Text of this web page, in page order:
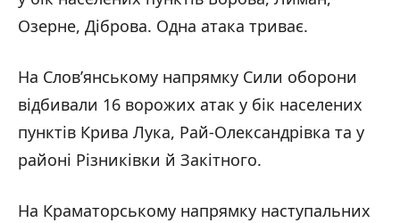
Озерне, Діброва. Одна атака триває.
На Слов’янському напрямку Сили оборони
відбивали 16 ворожих атак у бік населених
пунктів Крива Лука, Рай-Олександрівка та у
районі Різниківки й Закітного.
На Краматорському напрямку наступальних